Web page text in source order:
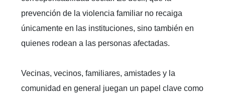
prevención de la violencia familiar no recaiga
únicamente en las instituciones, sino también en
quienes rodean a las personas afectadas.
Vecinas, vecinos, familiares, amistades y la
comunidad en general juegan un papel clave como